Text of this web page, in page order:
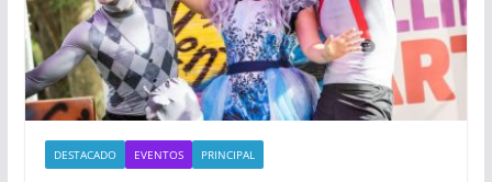
DESTACADO EVENTOS PRINCIPAL